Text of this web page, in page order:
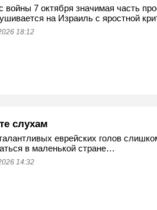
войны 7 октября значимая часть
на Израиль с яростной
18:12
слухам
еврейских голов
в маленькой стране…
14:32